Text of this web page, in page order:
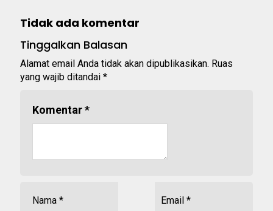
Tidak ada komentar
Tinggalkan Balasan
Alamat email Anda tidak akan dipublikasikan. Ruas
yang wajib ditandai *
Komentar*
Nama * Email *